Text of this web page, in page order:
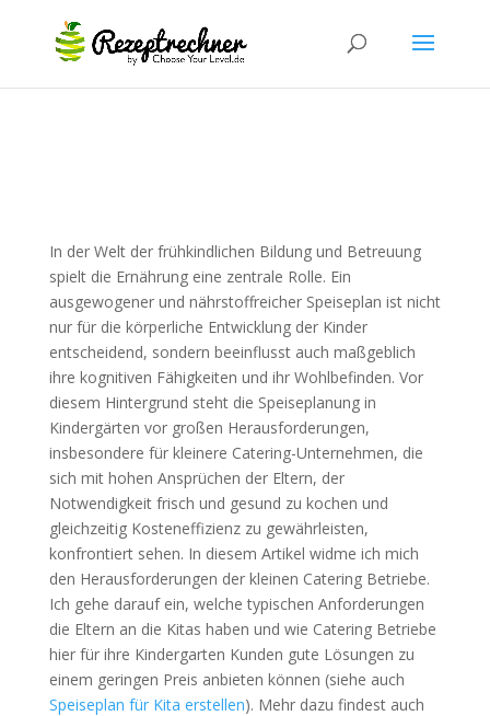
In der Welt der frühkindlichen Bildung und Betreuung
spielt die Ernährung eine zentrale Rolle. Ein
ausgewogener und nährstoffreicher Speiseplan ist nicht
nur für die körperliche Entwicklung der Kinder
entscheidend, sondern beeinflusst auch maßgeblich
ihre kognitiven Fähigkeiten und ihr Wohlbefinden. Vor
diesem Hintergrund steht die Speiseplanung in
Kindergärten vor großen Herausforderungen,
insbesondere für kleinere Catering-Unternehmen, die
sich mit hohen Ansprüchen der Eltern, der
Notwendigkeit frisch und gesund zu kochen und
gleichzeitig Kosteneffizienz zu gewährleisten,
konfrontiert sehen. In diesem Artikel widme ich mich
den Herausforderungen der kleinen Catering Betriebe.
Ich gehe darauf ein, welche typischen Anforderungen
die Eltern an die Kitas haben und wie Catering Betriebe
hier für ihre Kindergarten Kunden gute Lösungen zu
einem geringen Preis anbieten können (siehe auch
Speiseplan für Kita erstellen). Mehr dazu findest auch